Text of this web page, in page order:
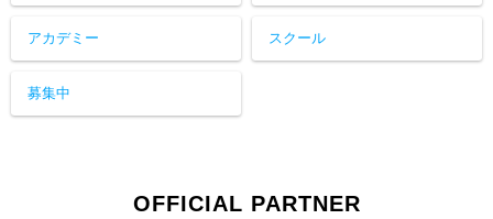
アカデミー スクール
募集中
OFFICIAL PARTNER